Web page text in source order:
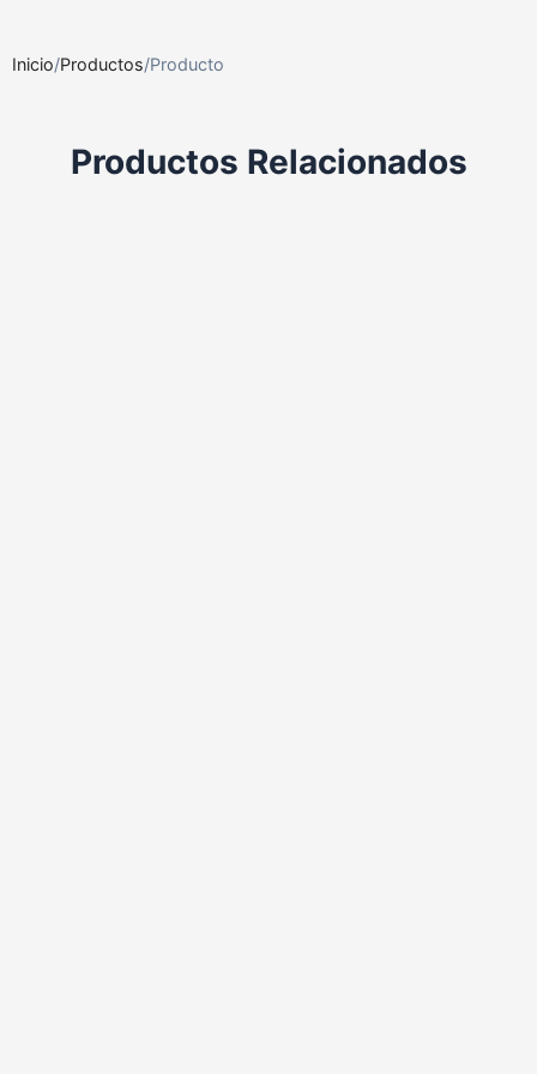
Inicio/Productos/Producto
Productos Relacionados